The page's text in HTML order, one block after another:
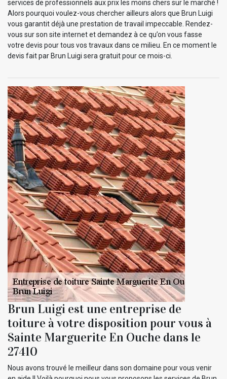
services de professionnels aux prix les moins chers sur le marché !
Alors pourquoi voulez-vous chercher ailleurs alors que Brun Luigi
vous garantit déjà une prestation de travail impeccable. Rendez-
vous sur son site internet et demandez à ce qu’on vous fasse
votre devis pour tous vos travaux dans ce milieu. En ce moment le
devis fait par Brun Luigi sera gratuit pour ce mois-ci.
Brun Luigi est une entreprise de
toiture à votre disposition pour vous à
Sainte Marguerite En Ouche dans le
27410
Nous avons trouvé le meilleur dans son domaine pour vous venir